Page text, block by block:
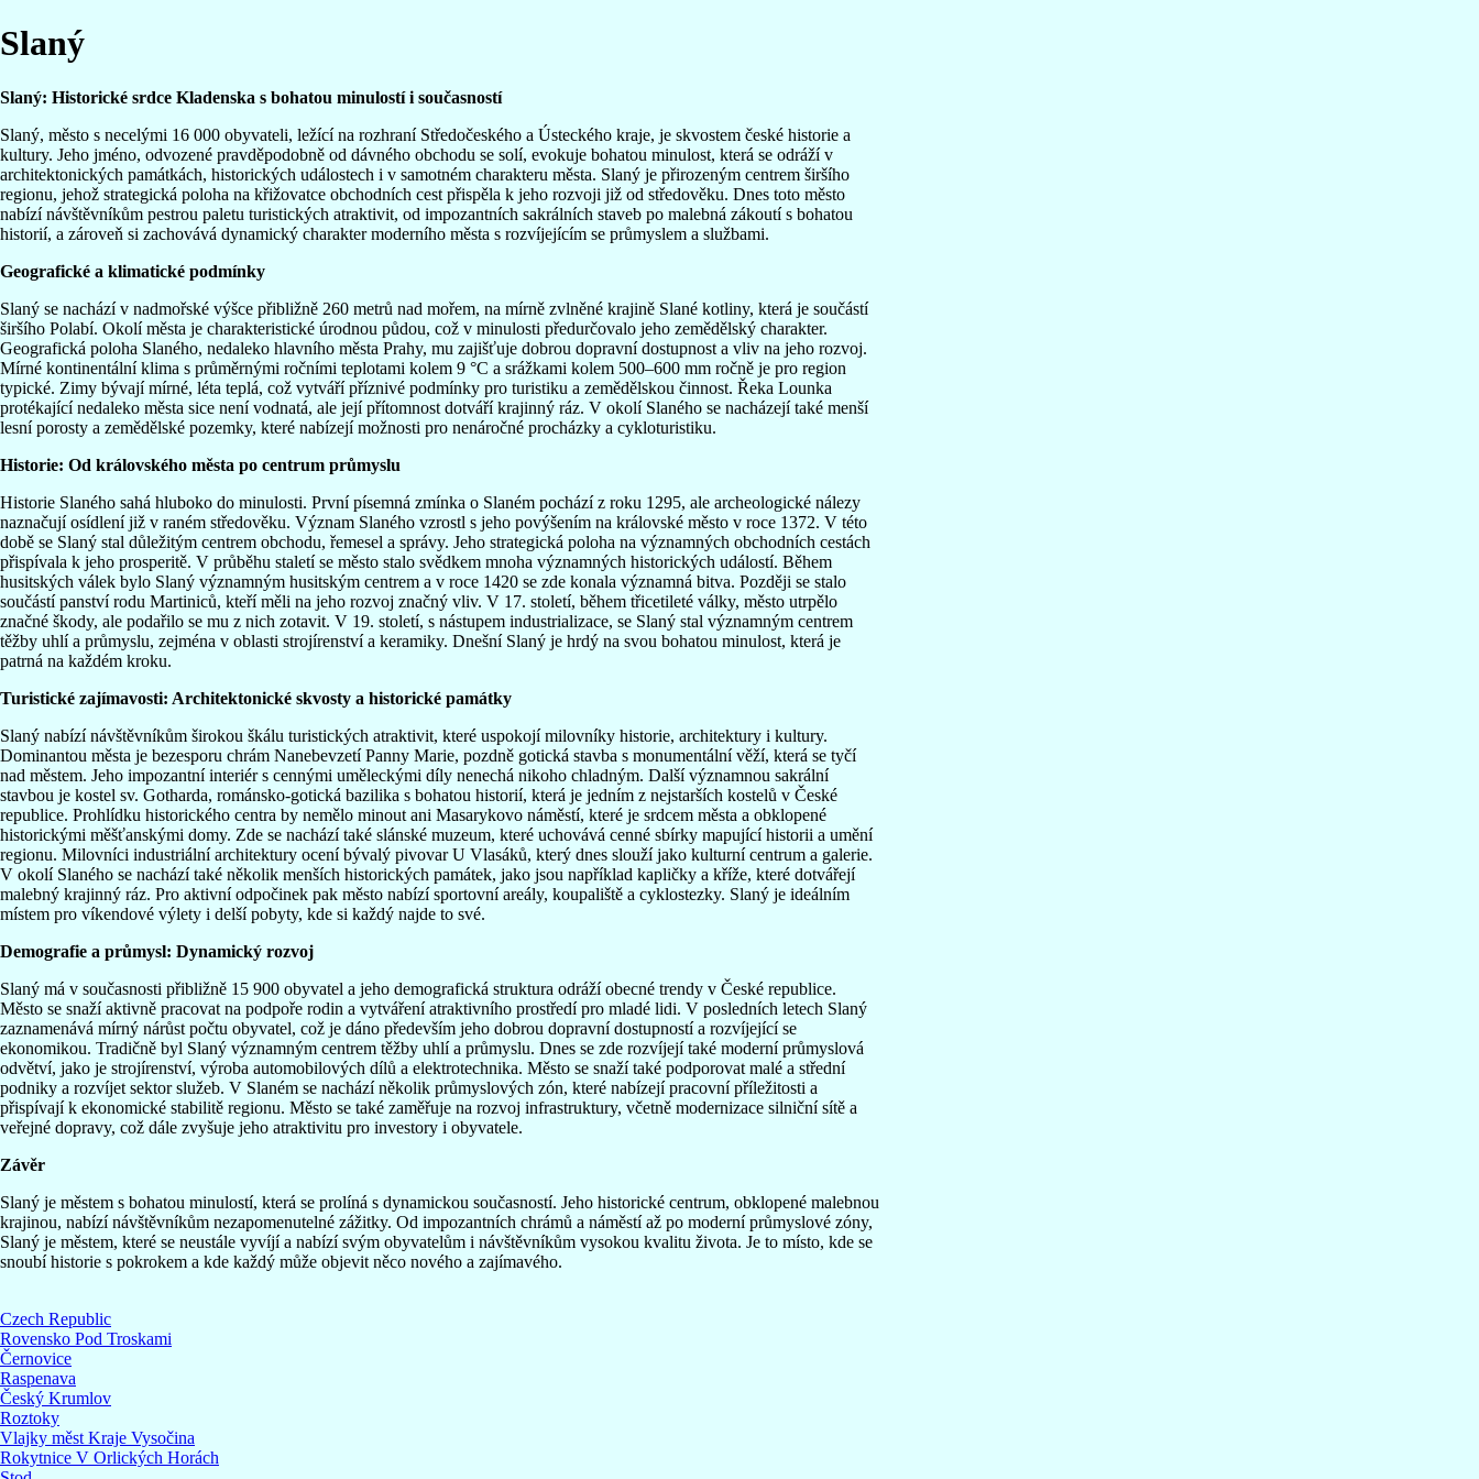
Slaný
Slaný: Historické srdce Kladenska s bohatou minulostí i současností
Slaný, město s necelými 16 000 obyvateli, ležící na rozhraní Středočeského a Ústeckého kraje, je skvostem české historie a
kultury. Jeho jméno, odvozené pravděpodobně od dávného obchodu se solí, evokuje bohatou minulost, která se odráží v
architektonických památkách, historických událostech i v samotném charakteru města. Slaný je přirozeným centrem širšího
regionu, jehož strategická poloha na křižovatce obchodních cest přispěla k jeho rozvoji již od středověku. Dnes toto město
nabízí návštěvníkům pestrou paletu turistických atraktivit, od impozantních sakrálních staveb po malebná zákoutí s bohatou
historií, a zároveň si zachovává dynamický charakter moderního města s rozvíjejícím se průmyslem a službami.
Geografické a klimatické podmínky
Slaný se nachází v nadmořské výšce přibližně 260 metrů nad mořem, na mírně zvlněné krajině Slané kotliny, která je součástí
širšího Polabí. Okolí města je charakteristické úrodnou půdou, což v minulosti předurčovalo jeho zemědělský charakter.
Geografická poloha Slaného, nedaleko hlavního města Prahy, mu zajišťuje dobrou dopravní dostupnost a vliv na jeho rozvoj.
Mírné kontinentální klima s průměrnými ročními teplotami kolem 9 °C a srážkami kolem 500–600 mm ročně je pro region
typické. Zimy bývají mírné, léta teplá, což vytváří příznivé podmínky pro turistiku a zemědělskou činnost. Řeka Lounka
protékající nedaleko města sice není vodnatá, ale její přítomnost dotváří krajinný ráz. V okolí Slaného se nacházejí také menší
lesní porosty a zemědělské pozemky, které nabízejí možnosti pro nenáročné procházky a cykloturistiku.
Historie: Od královského města po centrum průmyslu
Historie Slaného sahá hluboko do minulosti. První písemná zmínka o Slaném pochází z roku 1295, ale archeologické nálezy
naznačují osídlení již v raném středověku. Význam Slaného vzrostl s jeho povýšením na královské město v roce 1372. V této
době se Slaný stal důležitým centrem obchodu, řemesel a správy. Jeho strategická poloha na významných obchodních cestách
přispívala k jeho prosperitě. V průběhu staletí se město stalo svědkem mnoha významných historických událostí. Během
husitských válek bylo Slaný významným husitským centrem a v roce 1420 se zde konala významná bitva. Později se stalo
součástí panství rodu Martiniců, kteří měli na jeho rozvoj značný vliv. V 17. století, během třicetileté války, město utrpělo
značné škody, ale podařilo se mu z nich zotavit. V 19. století, s nástupem industrializace, se Slaný stal významným centrem
těžby uhlí a průmyslu, zejména v oblasti strojírenství a keramiky. Dnešní Slaný je hrdý na svou bohatou minulost, která je
patrná na každém kroku.
Turistické zajímavosti: Architektonické skvosty a historické památky
Slaný nabízí návštěvníkům širokou škálu turistických atraktivit, které uspokojí milovníky historie, architektury i kultury.
Dominantou města je bezesporu chrám Nanebevzetí Panny Marie, pozdně gotická stavba s monumentální věží, která se tyčí
nad městem. Jeho impozantní interiér s cennými uměleckými díly nenechá nikoho chladným. Další významnou sakrální
stavbou je kostel sv. Gotharda, románsko-gotická bazilika s bohatou historií, která je jedním z nejstarších kostelů v České
republice. Prohlídku historického centra by nemělo minout ani Masarykovo náměstí, které je srdcem města a obklopené
historickými měšťanskými domy. Zde se nachází také slánské muzeum, které uchovává cenné sbírky mapující historii a umění
regionu. Milovníci industriální architektury ocení bývalý pivovar U Vlasáků, který dnes slouží jako kulturní centrum a galerie.
V okolí Slaného se nachází také několik menších historických památek, jako jsou například kapličky a kříže, které dotvářejí
malebný krajinný ráz. Pro aktivní odpočinek pak město nabízí sportovní areály, koupaliště a cyklostezky. Slaný je ideálním
místem pro víkendové výlety i delší pobyty, kde si každý najde to své.
Demografie a průmysl: Dynamický rozvoj
Slaný má v současnosti přibližně 15 900 obyvatel a jeho demografická struktura odráží obecné trendy v České republice.
Město se snaží aktivně pracovat na podpoře rodin a vytváření atraktivního prostředí pro mladé lidi. V posledních letech Slaný
zaznamenává mírný nárůst počtu obyvatel, což je dáno především jeho dobrou dopravní dostupností a rozvíjející se
ekonomikou. Tradičně byl Slaný významným centrem těžby uhlí a průmyslu. Dnes se zde rozvíjejí také moderní průmyslová
odvětví, jako je strojírenství, výroba automobilových dílů a elektrotechnika. Město se snaží také podporovat malé a střední
podniky a rozvíjet sektor služeb. V Slaném se nachází několik průmyslových zón, které nabízejí pracovní příležitosti a
přispívají k ekonomické stabilitě regionu. Město se také zaměřuje na rozvoj infrastruktury, včetně modernizace silniční sítě a
veřejné dopravy, což dále zvyšuje jeho atraktivitu pro investory i obyvatele.
Závěr
Slaný je městem s bohatou minulostí, která se prolíná s dynamickou současností. Jeho historické centrum, obklopené malebnou
krajinou, nabízí návštěvníkům nezapomenutelné zážitky. Od impozantních chrámů a náměstí až po moderní průmyslové zóny,
Slaný je městem, které se neustále vyvíjí a nabízí svým obyvatelům i návštěvníkům vysokou kvalitu života. Je to místo, kde se
snoubí historie s pokrokem a kde každý může objevit něco nového a zajímavého.
Czech Republic
Rovensko Pod Troskami
Černovice
Raspenava
Český Krumlov
Roztoky
Vlajky měst Kraje Vysočina
Rokytnice V Orlických Horách